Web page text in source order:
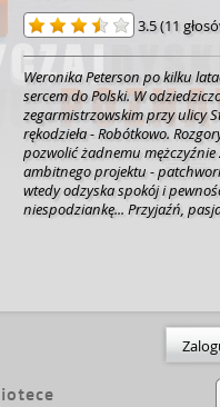
3.5(11
Weronika Peterson po kilku
sercem do Polski. W
zegarmistrzowskim przy ulicy
rękodzieła - Robótkowo.
pozwolić żadnemu
ambitnego projektu -
wtedy odzyska spokój i
niespodziankę... Przyjaźń,